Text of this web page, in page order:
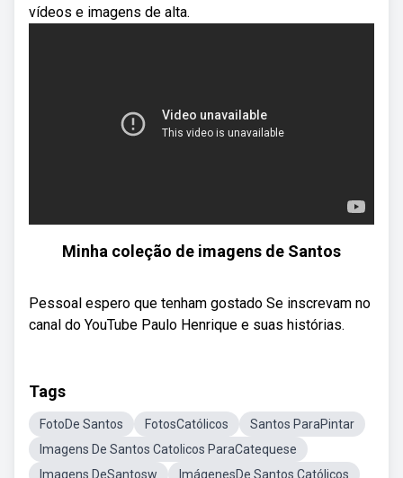
vídeos e imagens de alta.
Minha coleção de imagens de Santos
Pessoal espero que tenham gostado Se inscrevam no
canal do YouTube Paulo Henrique e suas histórias.
Tags
FotoDe Santos FotosCatólicos
Santos ParaPintar
Imagens De Santos Catolicos ParaCatequese
Imagens DeSantosw
ImágenesDe Santos Católicos